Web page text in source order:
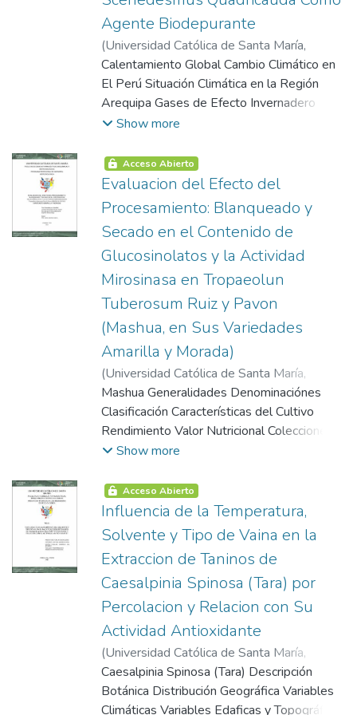
Agente Biodepurante
(Universidad Católica de Santa María,
2013-04-23) Deza Dávalos, Adrián Percy
Calentamiento Global Cambio Climático en
El Perú Situación Climática en la Región
Arequipa Gases de Efecto Invernadero
Papel del Co2 en la Atmosfera Fotosíntesis
de Co2 Características Generales de las
Microalgas Crecimiento de las Algas Fases
de Crecimiento Sistemas de Producción de
Microalgas Medios de Cultivo Tipos de
Cultivo de Microalgas Requerimientos
Medioambientales de las Microalgas Usos
y Aplicaciones de las Microalgas Genero
Características de los Fotobioreactores
Fotobioreactores Utilizados en la Fijación
de Co2 Métodos para Determinar El
Consumo de Co2 Perspectivas Futuras
Show more
Acceso Abierto
Evaluacion del Efecto del
Procesamiento: Blanqueado y
Secado en el Contenido de
Glucosinolatos y la Actividad
Mirosinasa en Tropaeolun
Tuberosum Ruiz y Pavon
(Mashua, en Sus Variedades
Amarilla y Morada)
(Universidad Católica de Santa María,
2013-04-23)Paredes Zavala, Joshelyn
Mariangela
Mashua Generalidades Denominaciónes
Clasificación Características del Cultivo
Rendimiento Valor Nutricional Colecciones
de Germoplasma, Situación Actual y
Usos en la Alimentación Humana Usos en
la Alimentación Animal Usos en la
Agricultura Alimentos Funcionales
Glucosinolatos Estructura Química
Biosíntesis Hidrolisis Degradación
Productos de Hidrolisis Importancia de los
Productos de Degradación de los
Glucosinolatos Operaciones Unitarias en El
Procesamiento de la Mashua y Su Influencia
en los Compuestos Bioactivos Cortado
Soleado Tratamiento Térmico por
Blanqueado Blanqueado por Microondas
Show more
Acceso Abierto
Influencia de la Temperatura,
Solvente y Tipo de Vaina en la
Extraccion de Taninos de
Caesalpinia Spinosa (Tara) por
Percolacion y Relacion con Su
Actividad Antioxidante
(Universidad Católica de Santa María,
2013-05-13)Céspedes Loayza, Andrea
Lucia;Muñoz Guillen, Gabriela Del Rosario
Caesalpinia Spinosa (Tara) Descripción
Botánica Distribución Geográfica Variables
Climáticas Variables Edaficas y Topográficas